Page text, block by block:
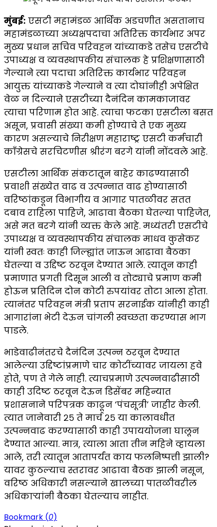
मुंबई: एसटी महामंडळ आर्थिक अडचणीत असतानाच
महामंडळाच्या अध्यक्षपदाचा अतिरिक्त कार्यभार अपर
मुख्य प्रधान सचिव परिवहन यांच्याकडे तसेच एसटीचे
उपाध्यक्ष व व्यवस्थापकीय संचालक हे प्रशिक्षणासाठी
गेल्याने त्या पदाचा अतिरिक्त कार्यभार परिवहन
आयुक्त यांच्याकडे गेल्याने व त्या दोघांनीही अपेक्षित
वेळ न दिल्याने एसटीच्या दैनंदिन कामकाजावर
त्याचा परिणाम होत आहे. त्याचा फटका एसटीला बसत
असून, प्रवासी संख्या कमी होण्याचे ते एक मुख्य
कारण असल्याचे निरीक्षण महाराष्ट्र एसटी कर्मचारी
काँग्रेसचे सरचिटणीस श्रीरंग बरगे यांनी नोंदवले आहे.
एसटीला आर्थिक संकटातून बाहेर काढण्यासाठी
प्रवाशी संख्येत वाढ व उत्पन्नात वाढ होण्यासाठी
वरिष्ठांकडून विभागीय व आगार पातळीवर सतत
दबाव राहिला पाहिजे, आढावा बैठका घेतल्या पाहिजेत,
असे मत बरगे यांनी व्यक्त केले आहे. मध्यंतरी एसटीचे
उपाध्यक्ष व व्यवस्थापकीय संचालक माधव कुसेकर
यांनी स्वतः काही जिल्ह्यांत जाऊन आढावा बैठका
घेतल्या व उद्दिष्ट ठरवून देण्यात आले. त्यातून काही
प्रमाणात प्रगती दिसून आली व तोट्याचे प्रमाण कमी
होऊन प्रतिदिन दोन कोटी रुपयांवर तोटा आला होता.
त्यानंतर परिवहन मंत्री प्रताप सरनाईक यांनीही काही
आगारांना भेटी देऊन चांगली स्वच्छता करण्यास भाग
पाडले.
भाडेवाढीनंतरचे दैनंदिन उत्पन्न ठरवून देण्यात
आलेल्या उद्दिष्टांप्रमाणे चार कोटींच्यावर जायला हवे
होते, पण ते गेले नाही. त्याचप्रमाणे उत्पन्नवाढीसाठी
काही उदिष्ट ठरवून देऊन डिसेंबर महिन्यात
प्रशासनाने परिपत्रक काढून ‘पंचसूत्री’ जाहीर केली.
त्यात जानेवारी २५ ते मार्च २५ या कालावधीत
उत्पन्नवाढ करण्यासाठी काही उपाययोजना घालून
देण्यात आल्या. मात्र, त्याला आता तीन महिने व्हायला
आले, तरी त्यातून आतापर्यंत काय फलनिष्पत्ती झाली?
यावर कुठल्याच स्तरावर आढावा बैठक झाली नसून,
वरिष्ठ अधिकारी नसल्याने खालच्या पातळीवरील
अधिकाऱ्यांनी बैठका घेतल्याच नाहीत.
Bookmark (0)